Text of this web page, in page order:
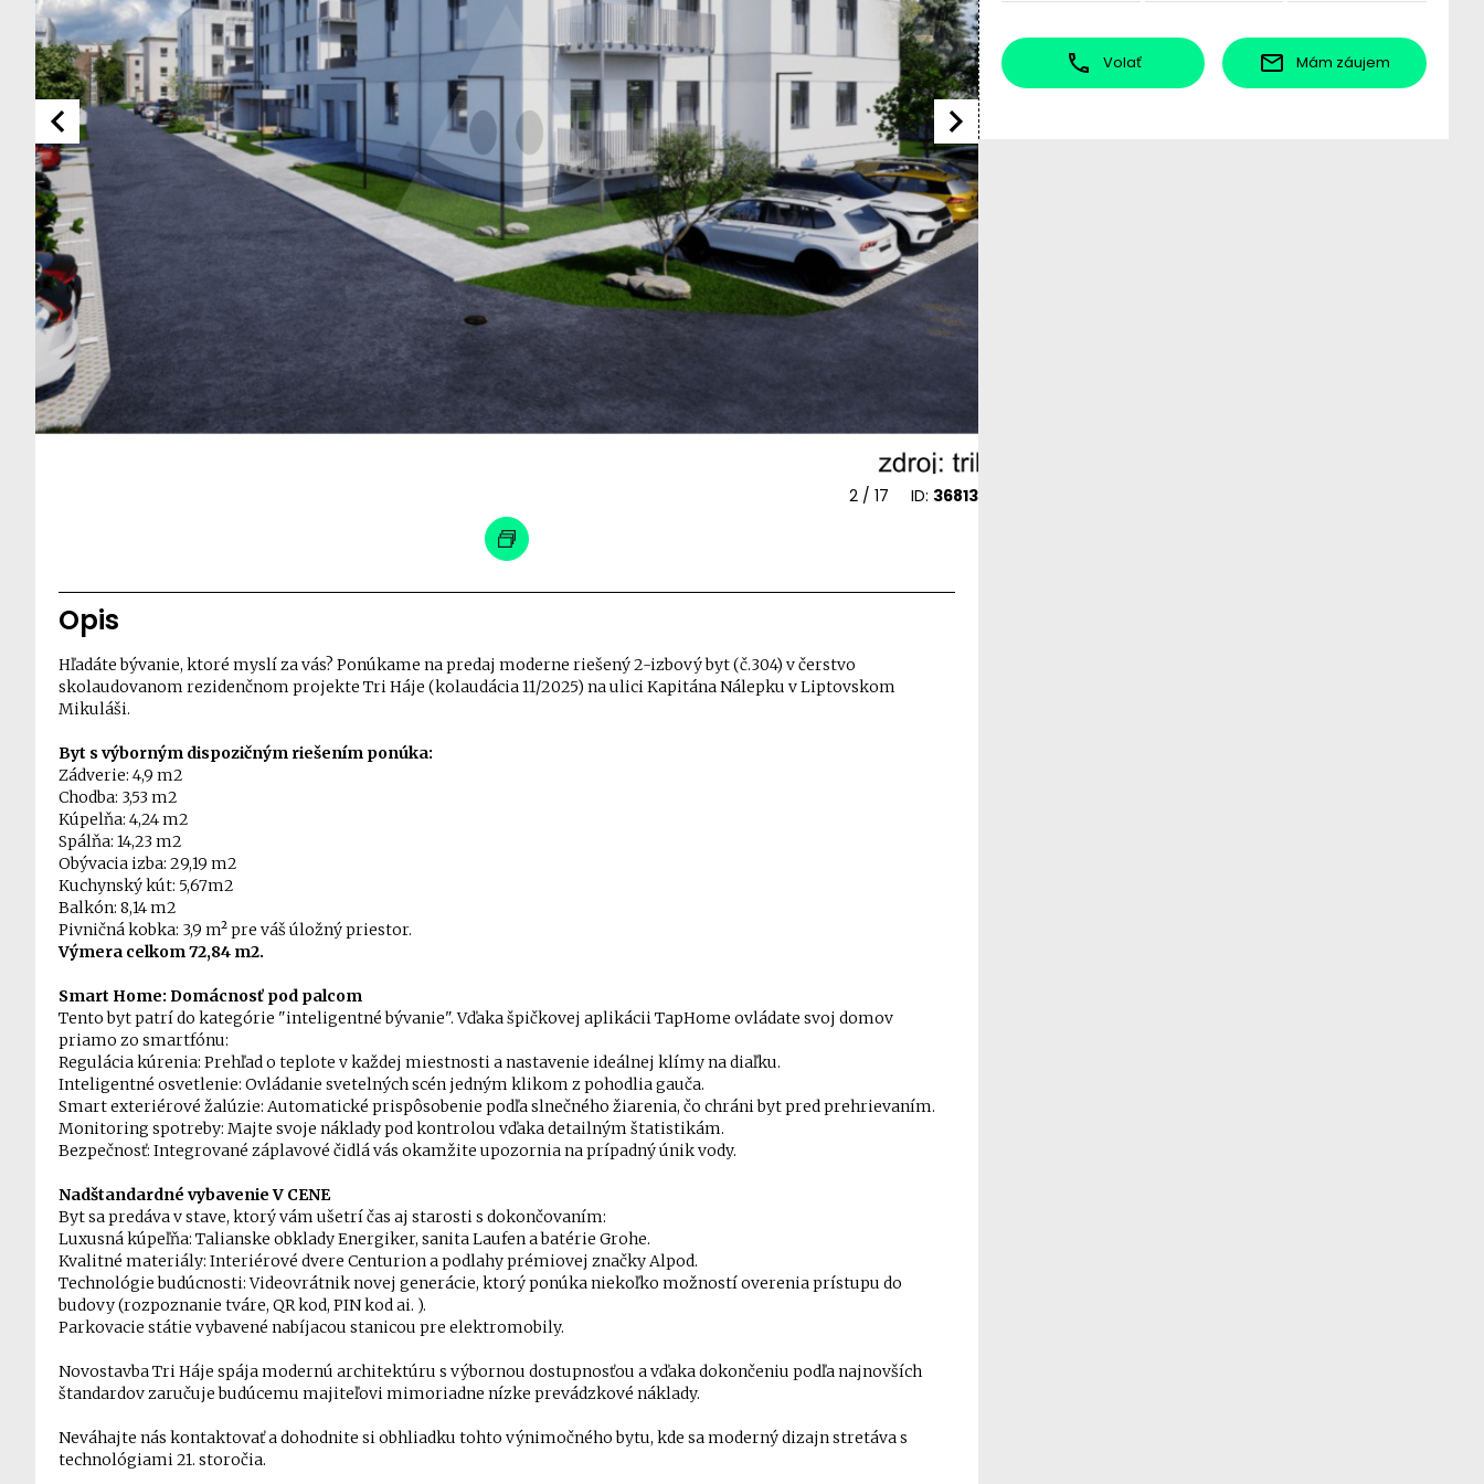
ID: 36813
2/ 17
Volať Mám záujem
Opis
Hľadáte bývanie, ktoré myslí za vás? Ponúkame na predaj moderne riešený 2-izbový byt (č.304) v čerstvo
skolaudovanom rezidenčnom projekte Tri Háje (kolaudácia 11/2025) na ulici Kapitána Nálepku v Liptovskom
Mikuláši.
Byt s výborným dispozičným riešením ponúka:
Zádverie: 4,9 m2
Chodba: 3,53 m2
Kúpelňa: 4,24 m2
Spálňa: 14,23 m2
Obývacia izba: 29,19 m2
Kuchynský kút: 5,67m2
Balkón: 8,14 m2
Pivničná kobka: 3,9 m² pre váš úložný priestor.
Výmera celkom 72,84 m2.
Smart Home: Domácnosť pod palcom
Tento byt patrí do kategórie "inteligentné bývanie". Vďaka špičkovej aplikácii TapHome ovládate svoj domov
priamo zo smartfónu:
Regulácia kúrenia: Prehľad o teplote v každej miestnosti a nastavenie ideálnej klímy na diaľku.
Inteligentné osvetlenie: Ovládanie svetelných scén jedným klikom z pohodlia gauča.
Smart exteriérové žalúzie: Automatické prispôsobenie podľa slnečného žiarenia, čo chráni byt pred prehrievaním.
Monitoring spotreby: Majte svoje náklady pod kontrolou vďaka detailným štatistikám.
Bezpečnosť: Integrované záplavové čidlá vás okamžite upozornia na prípadný únik vody.
Nadštandardné vybavenie V CENE
Byt sa predáva v stave, ktorý vám ušetrí čas aj starosti s dokončovaním:
Luxusná kúpeľňa: Talianske obklady Energiker, sanita Laufen a batérie Grohe.
Kvalitné materiály: Interiérové dvere Centurion a podlahy prémiovej značky Alpod.
Technológie budúcnosti: Videovrátnik novej generácie, ktorý ponúka niekoľko možností overenia prístupu do
budovy (rozpoznanie tváre, QR kod, PIN kod ai. ).
Parkovacie státie vybavené nabíjacou stanicou pre elektromobily.
Novostavba Tri Háje spája modernú architektúru s výbornou dostupnosťou a vďaka dokončeniu podľa najnovších
štandardov zaručuje budúcemu majiteľovi mimoriadne nízke prevádzkové náklady.
Neváhajte nás kontaktovať a dohodnite si obhliadku tohto výnimočného bytu, kde sa moderný dizajn stretáva s
technológiami 21. storočia.